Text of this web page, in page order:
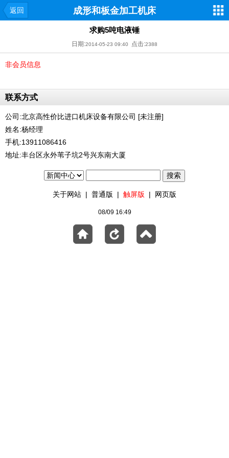
返回 成形和板金加工机床
求购5吨电液锤
日期:2014-05-23 09:40 点击:2388
非会员信息
联系方式
公司:北京高性价比进口机床设备有限公司 [未注册]
姓名:杨经理
手机:13911086416
地址:丰台区永外苇子坑2号兴东南大厦
关于网站 | 普通版 | 触屏版 | 网页版
08/09 16:49